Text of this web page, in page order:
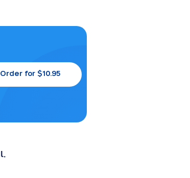
Order for $10.95